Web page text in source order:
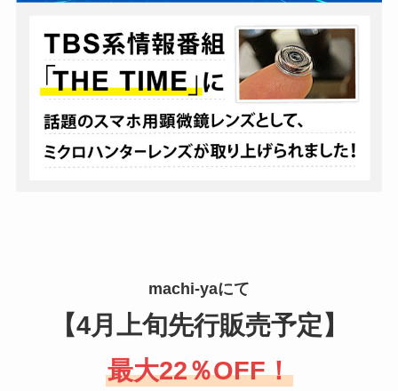
machi-yaにて
【4月上旬先行販売予定】
最大22％OFF！